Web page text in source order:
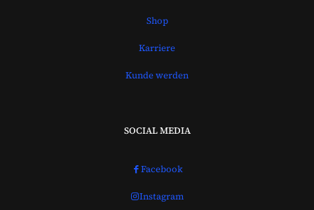
Shop
Karriere
Kunde werden
SOCIAL MEDIA
Facebook
Instagram